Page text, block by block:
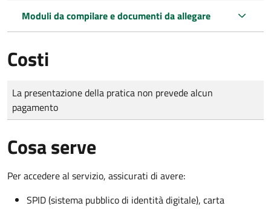
Moduli da compilare e documenti da allegare
Costi
Tipo di pagamento
Importo
La presentazione della pratica non prevede alcun
pagamento
Cosa serve
Per accedere al servizio, assicurati di avere:
SPID (sistema pubblico di identità digitale), carta